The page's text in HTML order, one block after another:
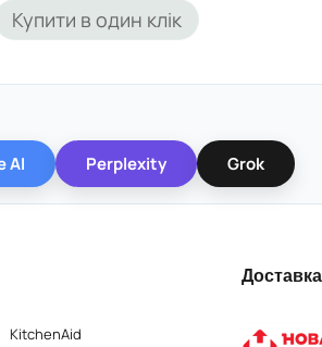
Купити в один клік
AI Perplexity Grok
KitchenAid
Доставка